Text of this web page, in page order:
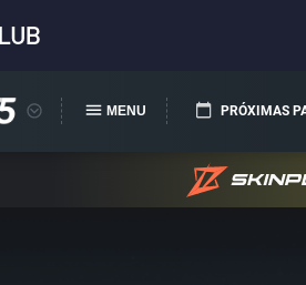
MENU PRÓXIMAS